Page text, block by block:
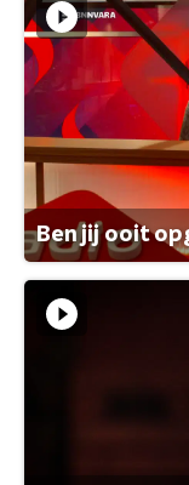
Ben jij ooit